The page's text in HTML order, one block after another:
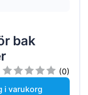
bak
(0)
i varukorg